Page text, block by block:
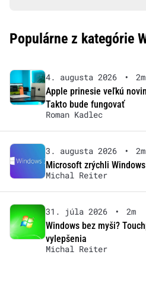
Populárne z kategórie
4. augusta 2026 •
2m
Apple prinesie veľkú
Takto bude fungovať
Roman Kadlec
3. augusta 2026 •
2m
Microsoft zrýchli
Michal Reiter
31. júla 2026 •
2m
Windows bez myši?
vylepšenia
Michal Reiter